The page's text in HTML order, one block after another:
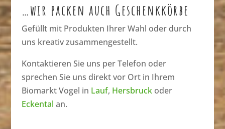
…wir packen auch Geschenkkörbe
Gefüllt mit Produkten Ihrer Wahl oder durch
uns kreativ zusammengestellt.
Kontaktieren Sie uns per Telefon oder
sprechen Sie uns direkt vor Ort in Ihrem
Biomarkt Vogel in Lauf, Hersbruckoder
Eckental an.